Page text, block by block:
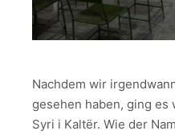
Nachdem wir
gesehen haben, ging es
Syri i Kaltër. Wie der